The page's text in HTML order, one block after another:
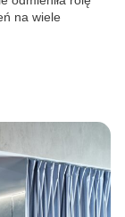
na wiele